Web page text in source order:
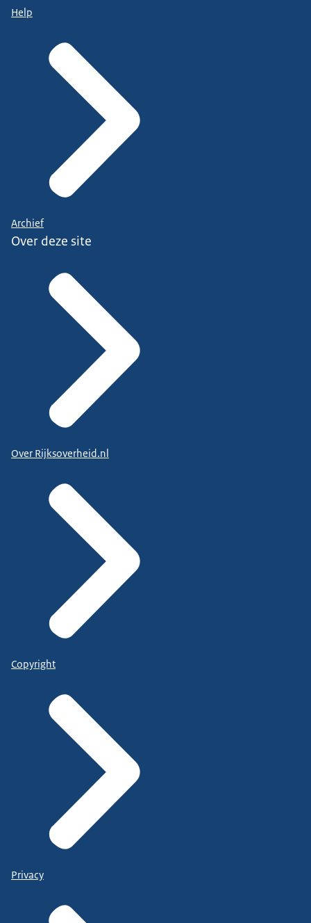
Help
Archief
Over deze site
Over Rijksoverheid.nl
Copyright
Privacy